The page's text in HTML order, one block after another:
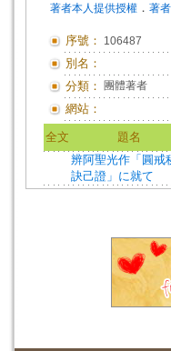
著者本人提供授權 ． 著
序號： 106487
別名：
分類：
團體著者
網站：
全文 題名
辨阿聖光作「圓戒
訣己證」に就て